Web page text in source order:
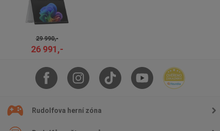
29 990,-
26 991,-
Rudolfova herní zóna